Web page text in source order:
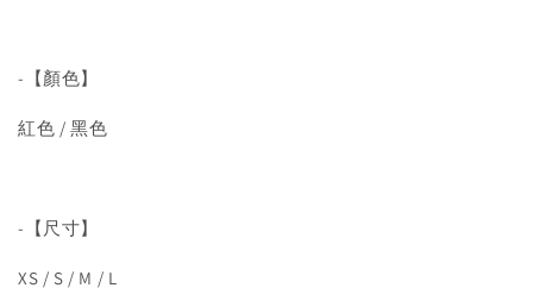
-【顏色】
紅色 / 黑色
-【尺寸】
XS / S / M / L